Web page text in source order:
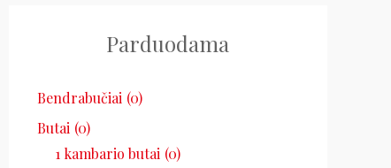
Parduodama
Bendrabučiai (0)
Butai (0)
1 kambario butai (0)